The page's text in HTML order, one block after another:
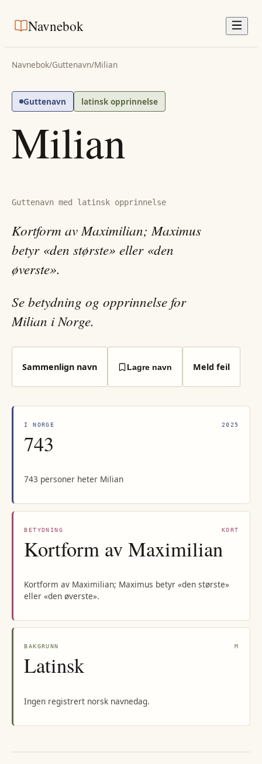
Navnebok
Navnebok/Guttenavn/Milian
Guttenavn latinsk opprinnelse
Milian
Guttenavn med latinsk opprinnelse
Kortform av Maximilian; Maximus
betyr «den største» eller «den
øverste».
Se betydning og opprinnelse for
Milian i Norge.
Sammenlign navn Lagre navn Meld feil
I NORGE 2025
743
743 personer heter Milian
BETYDNING KORT
Kortform av Maximilian
Kortform av Maximilian; Maximus betyr «den største»
eller «den øverste».
BAKGRUNN M
Latinsk
Ingen registrert norsk navnedag.